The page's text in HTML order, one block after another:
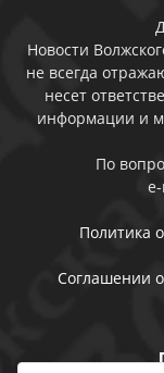
Новости
не всегда
несет
информации и
По
Политика
Соглашении